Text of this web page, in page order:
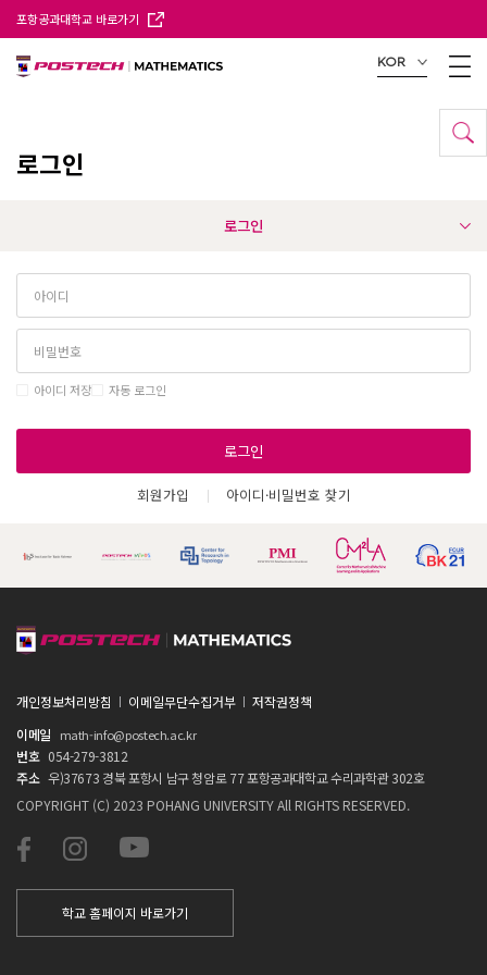
포항공과대학교 바로가기
KOR
로그인
로그인
아이디 저장 자동 로그인
로그인
회원가입 아이디·비밀번호 찾기
개인정보처리방침 이메일무단수집거부
저작권정책
이메일
math-info@postech.ac.kr
번호 054-279-3812
주소 우)37673 경북 포항시 남구 청암로 77 포항공과대학교 수리과학관 302호
COPYRIGHT (C) 2023 POHANG UNIVERSITY All RIGHTS RESERVED.
학교 홈페이지 바로가기